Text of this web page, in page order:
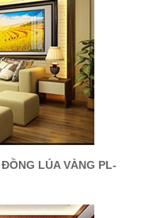
LÚA VÀNG PL-